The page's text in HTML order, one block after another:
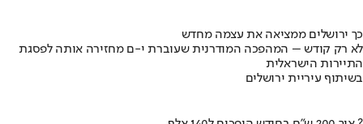
כך ירושלים ממציאה את עצמה מחדש
לא רק קודש – המהפכה המודרנית שעוברת י-ם מחזירה אותה לפסגת
התיירות הישראלית
בשיתוף עיריית ירושלים